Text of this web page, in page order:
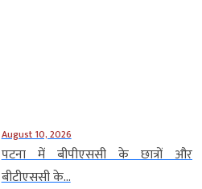
August 10, 2026
पटना में बीपीएससी के छात्रों और
बीटीएससी के...